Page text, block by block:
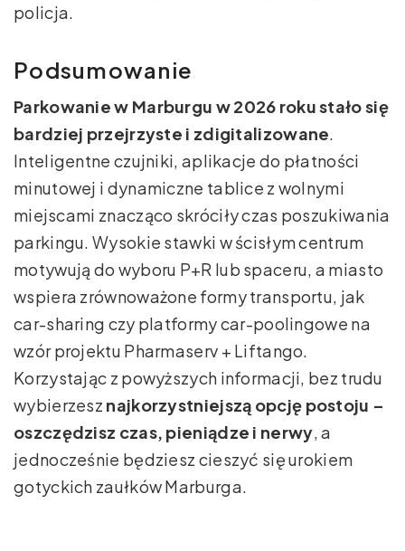
policja.
Podsumowanie
Parkowanie w Marburgu w 2026 roku stało się
bardziej przejrzyste i zdigitalizowane.
Inteligentne czujniki, aplikacje do płatności
minutowej i dynamiczne tablice z wolnymi
miejscami znacząco skróciły czas poszukiwania
parkingu. Wysokie stawki w ścisłym centrum
motywują do wyboru P+R lub spaceru, a miasto
wspiera zrównoważone formy transportu, jak
car-sharing czy platformy car-poolingowe na
wzór projektu Pharmaserv + Liftango.
Korzystając z powyższych informacji, bez trudu
wybierzesz najkorzystniejszą opcję postoju –
oszczędzisz czas, pieniądze i nerwy, a
jednocześnie będziesz cieszyć się urokiem
gotyckich zaułków Marburga.